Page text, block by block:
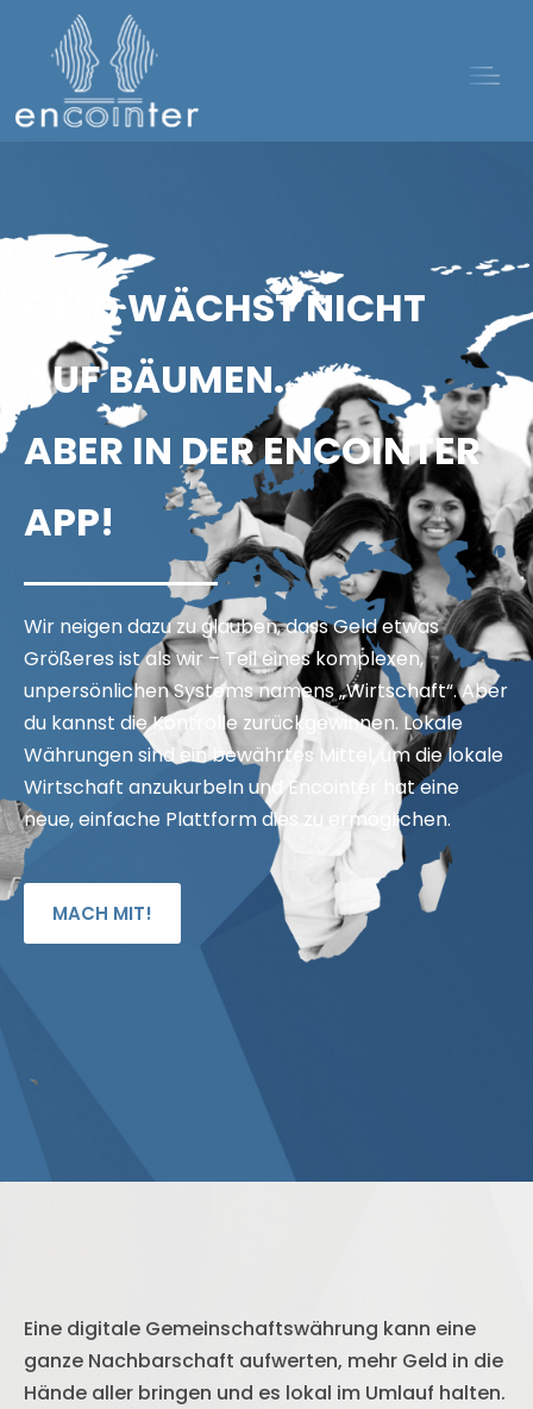
GELD WÄCHST NICHT
AUF BÄUMEN...
ABER IN DER ENCOINTER
APP!
Wir neigen dazu zu glauben, dass Geld etwas
Größeres ist als wir – Teil eines komplexen,
unpersönlichen Systems namens „Wirtschaft“. Aber
du kannst die Kontrolle zurückgewinnen. Lokale
Währungen sind ein bewährtes Mittel, um die lokale
Wirtschaft anzukurbeln und Encointer hat eine
neue, einfache Plattform dies zu ermöglichen.
MACH MIT!
Eine digitale Gemeinschaftswährung kann eine
ganze Nachbarschaft aufwerten, mehr Geld in die
Hände aller bringen und es lokal im Umlauf halten.